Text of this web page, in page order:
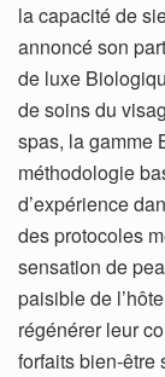
la capacité de
annoncé son
de luxe
de soins du
spas, la gamme
méthodologie
d’expérience
des protocoles
sensation de
paisible de
régénérer leur
forfaits bien-être